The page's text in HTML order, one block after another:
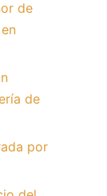
de
de
por